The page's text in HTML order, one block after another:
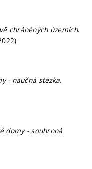
chráněných územích.
- naučná stezka.
domy - souhrnná